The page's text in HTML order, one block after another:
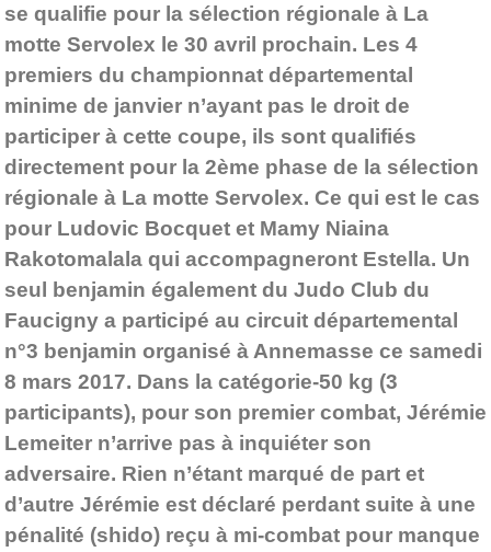
se qualifie pour la sélection régionale à La
motte Servolex le 30 avril prochain. Les 4
premiers du championnat départemental
minime de janvier n’ayant pas le droit de
participer à cette coupe, ils sont qualifiés
directement pour la 2ème phase de la sélection
régionale à La motte Servolex. Ce qui est le cas
pour Ludovic Bocquet et Mamy Niaina
Rakotomalala qui accompagneront Estella. Un
seul benjamin également du Judo Club du
Faucigny a participé au circuit départemental
n°3 benjamin organisé à Annemasse ce samedi
8 mars 2017. Dans la catégorie-50 kg (3
participants), pour son premier combat, Jérémie
Lemeiter n’arrive pas à inquiéter son
adversaire. Rien n’étant marqué de part et
d’autre Jérémie est déclaré perdant suite à une
pénalité (shido) reçu à mi-combat pour manque